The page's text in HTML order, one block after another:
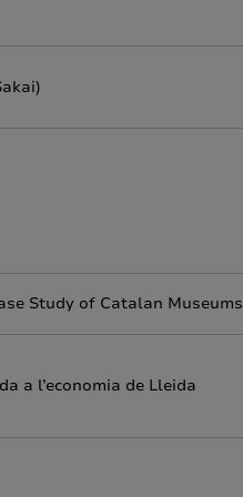
Study of Catalan Museums
a l’economia de Lleida